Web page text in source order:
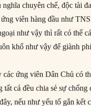
nghĩa chuyên chế, độc tài
viên hàng đầu như
như vậy thì rất có thể
khổ như vậy để giành
các ứng viên Dân Chủ có
tất cả đều chia sẻ sự
nếu như yếu tố gắn kết